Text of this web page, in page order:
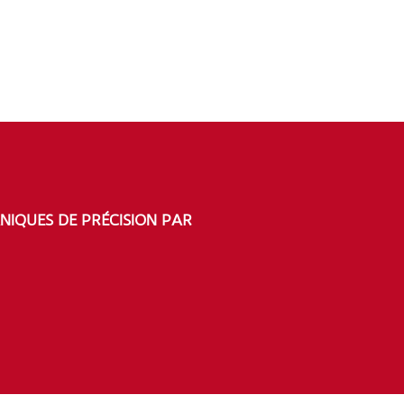
DE PRÉCISION PAR